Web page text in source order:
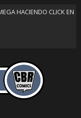
HACIENDO CLICK EN